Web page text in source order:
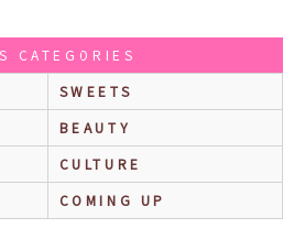
CATEGORIES
SWEETS
BEAUTY
CULTURE
COMING UP